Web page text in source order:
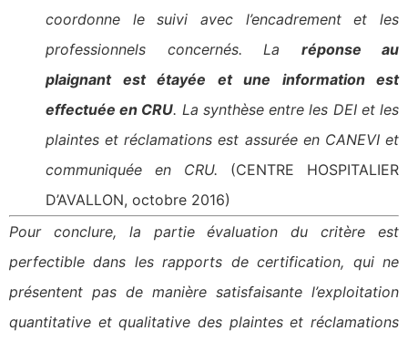
coordonne le suivi avec l’encadrement et les
professionnels concernés. La réponse au
plaignant est étayée et une information est
effectuée en CRU. La synthèse entre les DEI et les
plaintes et réclamations est assurée en CANEVI et
communiquée en CRU. (CENTRE HOSPITALIER
D’AVALLON, octobre 2016)
Pour conclure, la partie évaluation du critère est
perfectible dans les rapports de certification, qui ne
présentent pas de manière satisfaisante l’exploitation
quantitative et qualitative des plaintes et réclamations